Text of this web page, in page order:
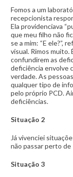
Fomos a um
recepcionista
Ela providenciava
que meu filho não
se a mim: “E ele?”,
visual. Rimos muito.
confundirem as
deficiência envolve
verdade. As
qualquer tipo de
pelo próprio PCD.
deficiências.
Situação 2
Já vivenciei
não passar perto de
Situação 3